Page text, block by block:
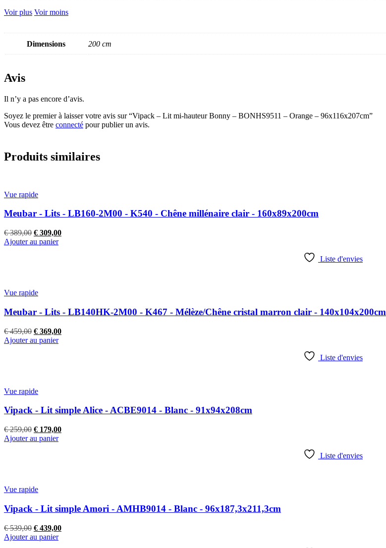
Voir plus Voir moins
Dimensions 200 cm
Avis
Il n’y a pas encore d’avis.
Soyez le premier à laisser votre avis sur “Vipack – Lit mi-hauteur Bonny – BONHS9511 – Orange – 96x116x207cm”
Vous devez être connecté pour publier un avis.
Produits similaires
Vue rapide
Meubar - Lits - LB160-2M00 - K540 - Chêne millénaire clair - 160x89x200cm
€389,00 Le
prix
€ 309,00Le
Ajouter au panier
Liste d'envies
Vue rapide
Meubar - Lits - LB140HK-2M00 - K467 - Mélèze/Chêne cristal marron clair - 140x104x200cm
€459,00 Le
prix
€ 369,00Le
Ajouter au panier
Liste d'envies
Vue rapide
Vipack - Lit simple Alice - ACBE9014 - Blanc - 91x94x208cm
€259,00 Le
prix
€ 179,00Le
Ajouter au panier
Liste d'envies
Vue rapide
Vipack - Lit simple Amori - AMHB9014 - Blanc - 96x187,3x211,3cm
€539,00 Le
prix
€ 439,00Le
Ajouter au panier